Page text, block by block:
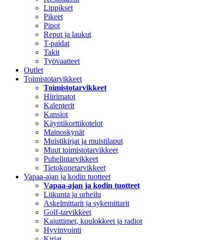
Lippikset
Pikeet
Pipot
Reput ja laukut
T-paidat
Takit
Työvaatteet
Outlet
Toimistotarvikkeet
Toimistotarvikkeet
Hiirimatot
Kalenterit
Kansiot
Käyntikorttikotelot
Mainoskynät
Muistikirjat ja muistilaput
Muut toimistotarvikkeet
Puhelintarvikkeet
Tietokonetarvikkeet
Vapaa-ajan ja kodin tuotteet
Vapaa-ajan ja kodin tuotteet
Liikunta ja urheilu
Askelmittarit ja sykemittarit
Golf-tarvikkeet
Kaiuttimet, kuulokkeet ja radiot
Hyvinvointi